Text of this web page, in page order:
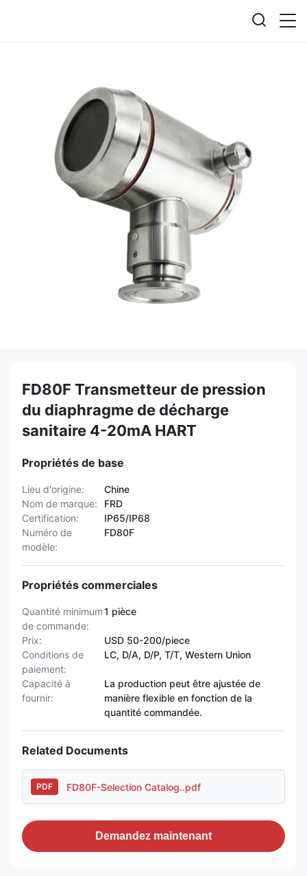
FD80F Transmetteur de pression
du diaphragme de décharge
sanitaire 4-20mA HART
Propriétés de base
Lieu d'origine:
Chine
Nom de marque:
FRD
Certification:
IP65/IP68
Numéro de
modèle:
FD80F
Propriétés commerciales
Quantité minimum
de commande:
1 pièce
Prix:
USD 50-200/piece
Conditions de
paiement:
LC, D/A, D/P, T/T, Western Union
Capacité à
fournir:
La production peut être ajustée de
manière flexible en fonction de la
quantité commandée.
Related Documents
PDF FD80F-Selection Catalog..pdf
Demandez maintenant